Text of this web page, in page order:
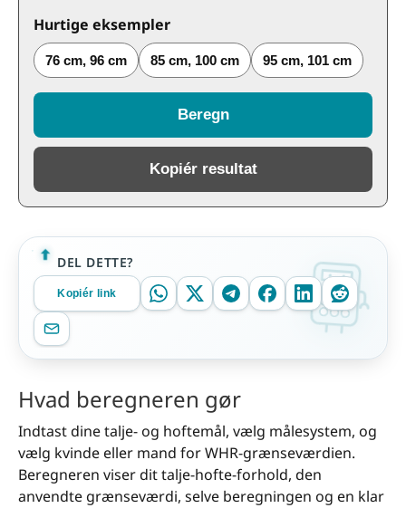
Hurtige eksempler
76 cm, 96 cm 85 cm, 100 cm 95 cm, 101 cm
Beregn
Kopiér resultat
DEL DETTE?
Kopiér link
Hvad beregneren gør
Indtast dine talje- og hoftemål, vælg målesystem, og
vælg kvinde eller mand for WHR-grænseværdien.
Beregneren viser dit talje-hofte-forhold, den
anvendte grænseværdi, selve beregningen og en klar